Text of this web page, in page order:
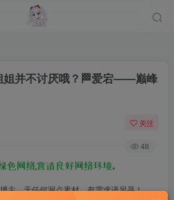
姐并不讨厌哦？🏁爱宕——巅峰
关注
48
主，无任何漏点素材，有需求请另寻！